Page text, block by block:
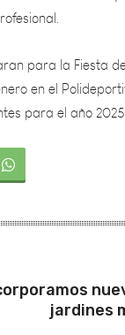
la Fiesta
el
para el año
jardines